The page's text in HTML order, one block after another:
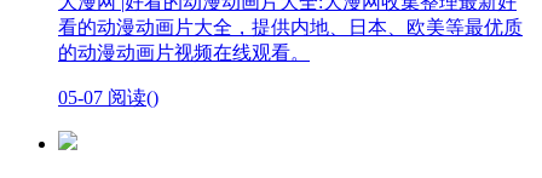
看的动漫动画片大全，提供内地、日本、欧美等最优质
的动漫动画片视频在线观看。
05-07 阅读()